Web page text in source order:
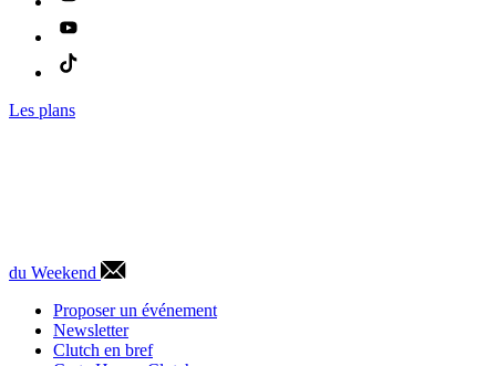
Les plans
du Weekend
Proposer un événement
Newsletter
Clutch en bref